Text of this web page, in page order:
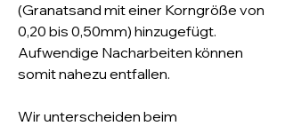
(Granatsand mit einer Korngröße von
0,20 bis 0,50mm) hinzugefügt.
Aufwendige Nacharbeiten können
somit nahezu entfallen.
Wir unterscheiden beim